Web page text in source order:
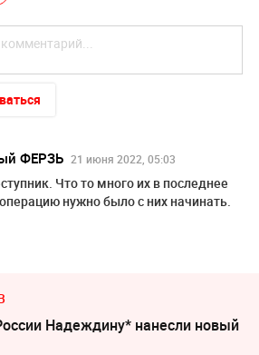
ФЕРЗЬ 21 июня 2022, 05:03
Что то много их в последнее
нужно было с них начинать.
Надеждину* нанесли новый